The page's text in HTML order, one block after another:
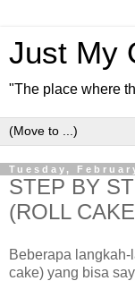
Just My
"The place where
Tuesday,
STEP BY
(ROLL
Beberapa langkah-
cake) yang bisa